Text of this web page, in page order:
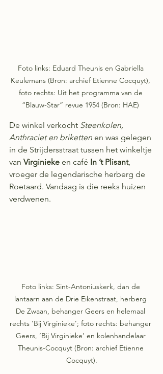
Foto links: Eduard Theunis en Gabriella
Keulemans (Bron: archief Etienne Cocquyt),
foto rechts: Uit het programma van de
“Blauw-Star” revue 1954 (Bron: HAE)
De winkel verkocht Steenkolen,
Anthraciet en briketten en was gelegen
in de Strijdersstraat tussen het winkeltje
van Virginieke en café In ’t Plisant,
vroeger de legendarische herberg de
Roetaard. Vandaag is die reeks huizen
verdwenen.
Foto links: Sint-Antoniuskerk, dan de
lantaarn aan de Drie Eikenstraat, herberg
De Zwaan, behanger Geers en helemaal
rechts ‘Bij Virginieke’; foto rechts: behanger
Geers, ‘Bij Virginieke’ en kolenhandelaar
Theunis-Cocquyt (Bron: archief Etienne
Cocquyt).